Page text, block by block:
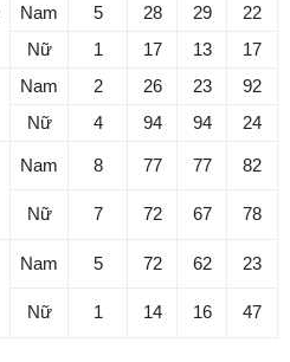
Nam 5 28 29
22
Nữ
1 17 13 17
Nam 2 26 23
92
Nữ
4 94 94 24
Nam 8 77 77 82
Nữ 7 72 67 78
Nam 5 72 62 23
Nữ 1 14 16 47